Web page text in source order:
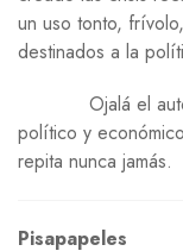
un uso tonto,
destinados a la
Ojalá el
político y
repita nunca jamás.
Pisapapeles